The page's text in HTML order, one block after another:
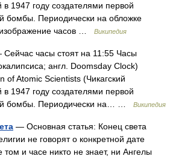
в 1947 году создателями первой
бомбы. Периодически на обложке
часов …
Википедия
часы стоят на 11:55 Часы
англ. Doomsday Clock)
of Atomic Scientists (Чикагский
в 1947 году создателями первой
бомбы. Периодически на… …
Википедия
— Основная статья: Конец света
не говорят о конкретной дате
и часе никто не знает, ни Ангелы